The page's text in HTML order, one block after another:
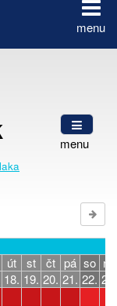
menu
menu
út st čt pá so ne
18. 19. 20. 21. 22. 23.